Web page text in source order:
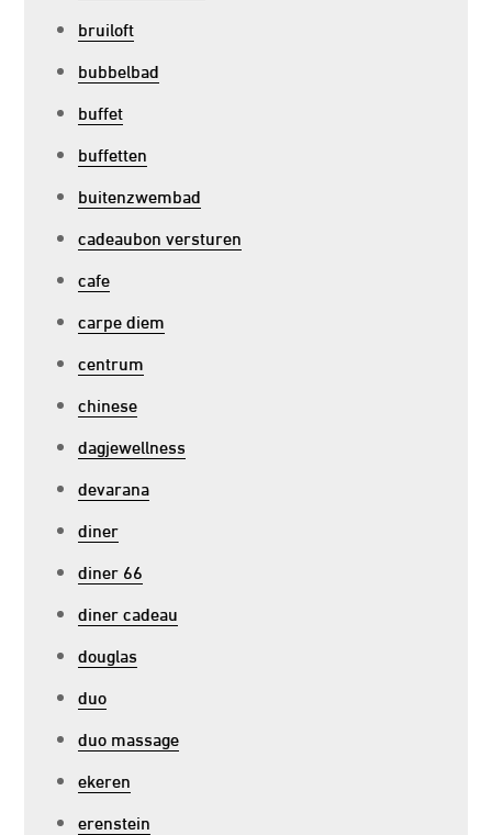
bruiloft
bubbelbad
buffet
buffetten
buitenzwembad
cadeaubon versturen
cafe
carpe diem
centrum
chinese
dagjewellness
devarana
diner
diner 66
diner cadeau
douglas
duo
duo massage
ekeren
erenstein